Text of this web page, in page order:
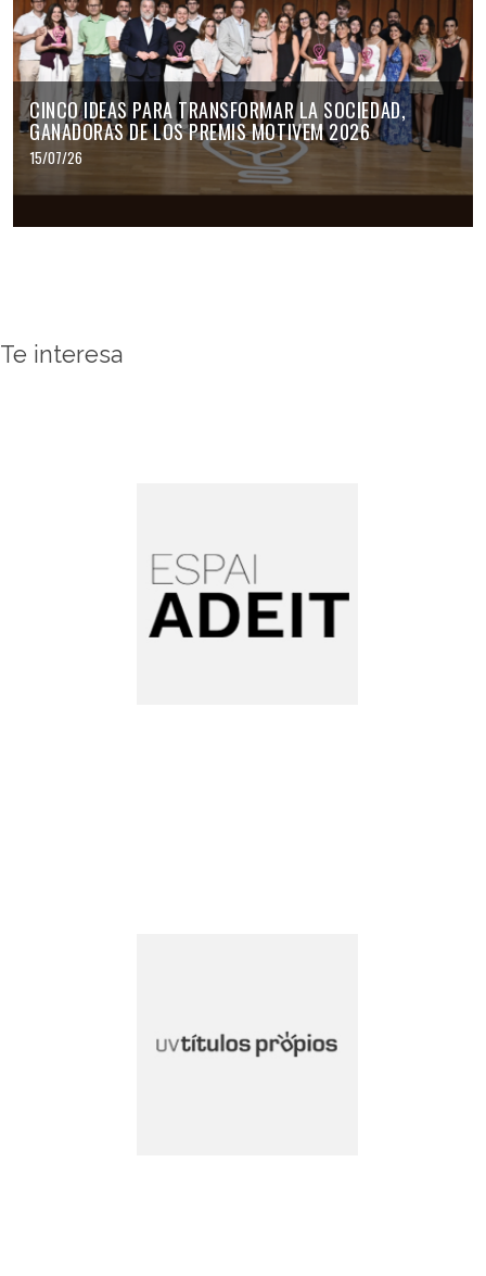
CINCO IDEAS PARA TRANSFORMAR LA SOCIEDAD,
GANADORAS DE LOS PREMIS MOTIVEM 2026
15/07/26
Te interesa